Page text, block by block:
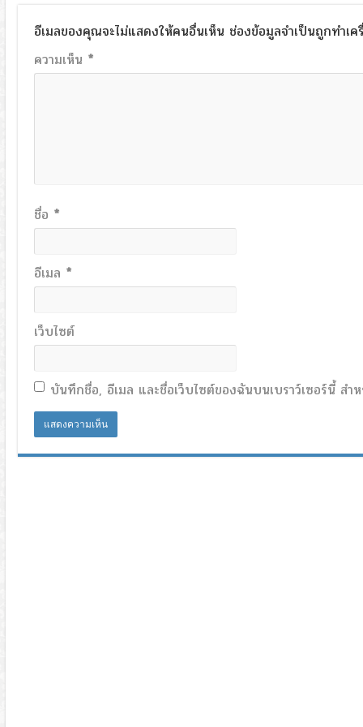
อีเมลของคุณจะไม่แสดงให้คนอื่นเห็น ช่องข้อมูลจำเป็นถูกทำเค
ความเห็น *
ชื่อ *
อีเมล *
เว็บไซต์
บันทึกชื่อ, อีเมล และชื่อเว็บไซต์ของฉันบนเบราว์เซอร์นี้ สำ